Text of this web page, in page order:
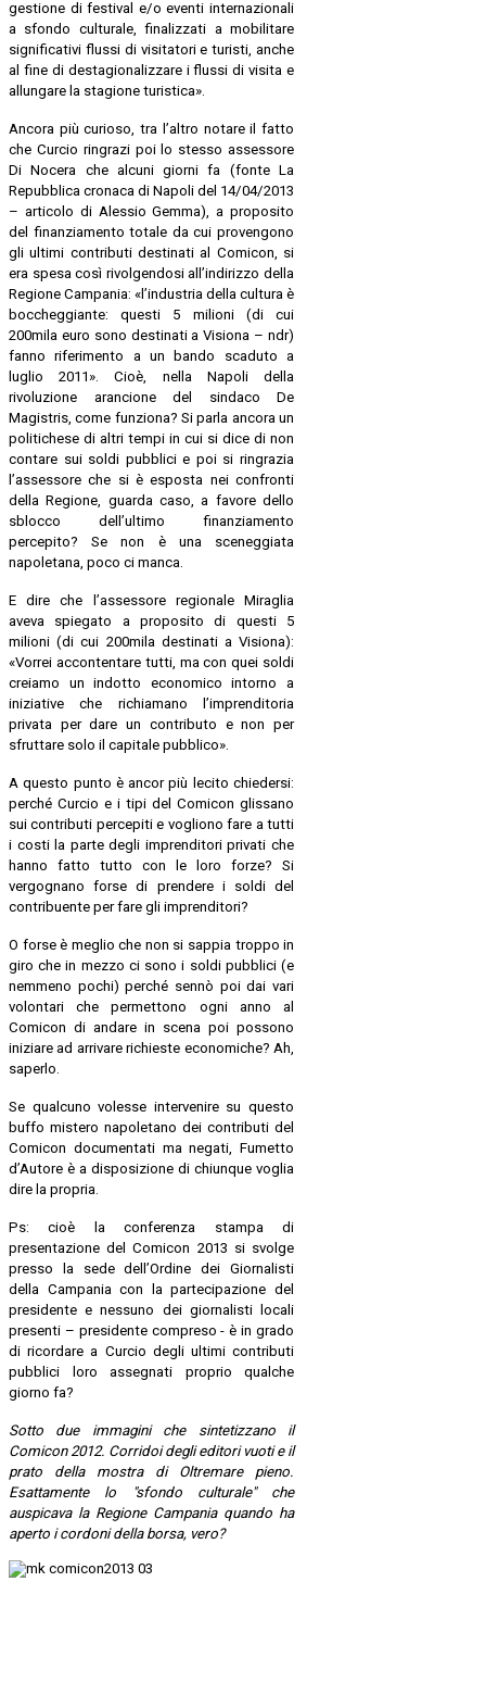
gestione di festival e/o eventi internazionali
a sfondo culturale, finalizzati a mobilitare
significativi flussi di visitatori e turisti, anche
al fine di destagionalizzare i flussi di visita e
allungare la stagione turistica».
Ancora più curioso, tra l’altro notare il fatto
che Curcio ringrazi poi lo stesso assessore
Di Nocera che alcuni giorni fa (fonte La
Repubblica cronaca di Napoli del 14/04/2013
– articolo di Alessio Gemma), a proposito
del finanziamento totale da cui provengono
gli ultimi contributi destinati al Comicon, si
era spesa così rivolgendosi all’indirizzo della
Regione Campania: «l’industria della cultura è
boccheggiante: questi 5 milioni (di cui
200mila euro sono destinati a Visiona – ndr)
fanno riferimento a un bando scaduto a
luglio 2011». Cioè, nella Napoli della
rivoluzione arancione del sindaco De
Magistris, come funziona? Si parla ancora un
politichese di altri tempi in cui si dice di non
contare sui soldi pubblici e poi si ringrazia
l’assessore che si è esposta nei confronti
della Regione, guarda caso, a favore dello
sblocco dell’ultimo finanziamento
percepito? Se non è una sceneggiata
napoletana, poco ci manca.
E dire che l’assessore regionale Miraglia
aveva spiegato a proposito di questi 5
milioni (di cui 200mila destinati a Visiona):
«Vorrei accontentare tutti, ma con quei soldi
creiamo un indotto economico intorno a
iniziative che richiamano l’imprenditoria
privata per dare un contributo e non per
sfruttare solo il capitale pubblico».
A questo punto è ancor più lecito chiedersi:
perché Curcio e i tipi del Comicon glissano
sui contributi percepiti e vogliono fare a tutti
i costi la parte degli imprenditori privati che
hanno fatto tutto con le loro forze? Si
vergognano forse di prendere i soldi del
contribuente per fare gli imprenditori?
O forse è meglio che non si sappia troppo in
giro che in mezzo ci sono i soldi pubblici (e
nemmeno pochi) perché sennò poi dai vari
volontari che permettono ogni anno al
Comicon di andare in scena poi possono
iniziare ad arrivare richieste economiche? Ah,
saperlo.
Se qualcuno volesse intervenire su questo
buffo mistero napoletano dei contributi del
Comicon documentati ma negati, Fumetto
d’Autore è a disposizione di chiunque voglia
dire la propria.
Ps: cioè la conferenza stampa di
presentazione del Comicon 2013 si svolge
presso la sede dell’Ordine dei Giornalisti
della Campania con la partecipazione del
presidente e nessuno dei giornalisti locali
presenti – presidente compreso - è in grado
di ricordare a Curcio degli ultimi contributi
pubblici loro assegnati proprio qualche
giorno fa?
Sotto due immagini che sintetizzano il
Comicon 2012. Corridoi degli editori vuoti e il
prato della mostra di Oltremare pieno.
Esattamente lo "sfondo culturale" che
auspicava la Regione Campania quando ha
aperto i cordoni della borsa, vero?